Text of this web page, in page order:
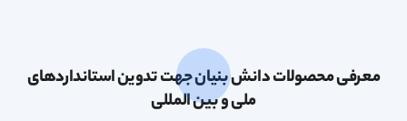
معرفی محصولات دانش بنیان جهت تدوین استانداردهای
ملی و بین المللی